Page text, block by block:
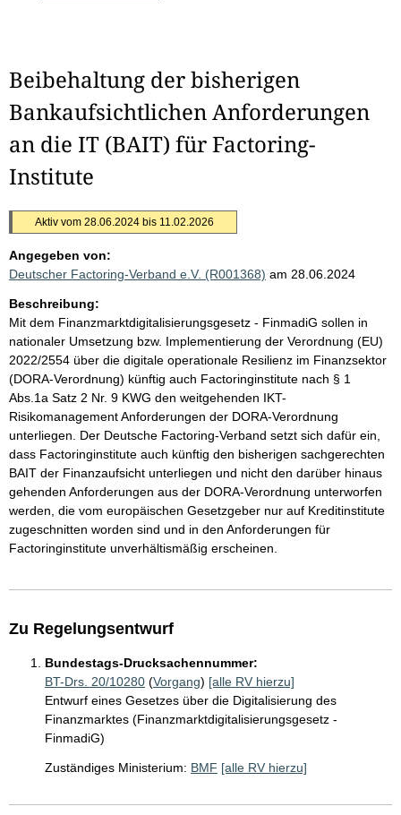
Beibehaltung der bisherigen
Bankaufsichtlichen Anforderungen
an die IT (BAIT) für Factoring-
Institute
Aktiv vom 28.06.2024 bis 11.02.2026
Angegeben von:
Deutscher Factoring-Verband e.V. (R001368) am 28.06.2024
Beschreibung:
Mit dem Finanzmarktdigitalisierungsgesetz - FinmadiG sollen in
nationaler Umsetzung bzw. Implementierung der Verordnung (EU)
2022/2554 über die digitale operationale Resilienz im Finanzsektor
(DORA-Verordnung) künftig auch Factoringinstitute nach § 1
Abs.1a Satz 2 Nr. 9 KWG den weitgehenden IKT-
Risikomanagement Anforderungen der DORA-Verordnung
unterliegen. Der Deutsche Factoring-Verband setzt sich dafür ein,
dass Factoringinstitute auch künftig den bisherigen sachgerechten
BAIT der Finanzaufsicht unterliegen und nicht den darüber hinaus
gehenden Anforderungen aus der DORA-Verordnung unterworfen
werden, die vom europäischen Gesetzgeber nur auf Kreditinstitute
zugeschnitten worden sind und in den Anforderungen für
Factoringinstitute unverhältismäßig erscheinen.
Zu Regelungsentwurf
Bundestags-Drucksachennummer:
BT-Drs. 20/10280 (Vorgang) [alle RV hierzu]
Entwurf eines Gesetzes über die Digitalisierung des
Finanzmarktes (Finanzmarktdigitalisierungsgesetz -
FinmadiG)
Zuständiges Ministerium: BMF [alle RV hierzu]